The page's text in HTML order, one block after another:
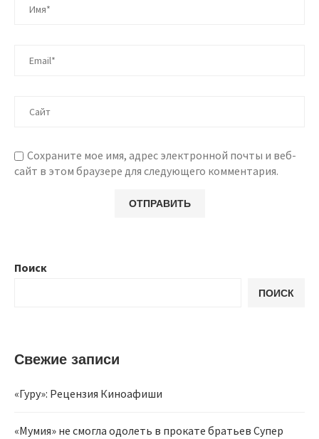
Сохраните мое имя, адрес электронной почты и веб-
сайт в этом браузере для следующего комментария.
Поиск
ПОИСК
Свежие записи
«Гуру»: Рецензия Киноафиши
«Мумия» не смогла одолеть в прокате братьев Супер